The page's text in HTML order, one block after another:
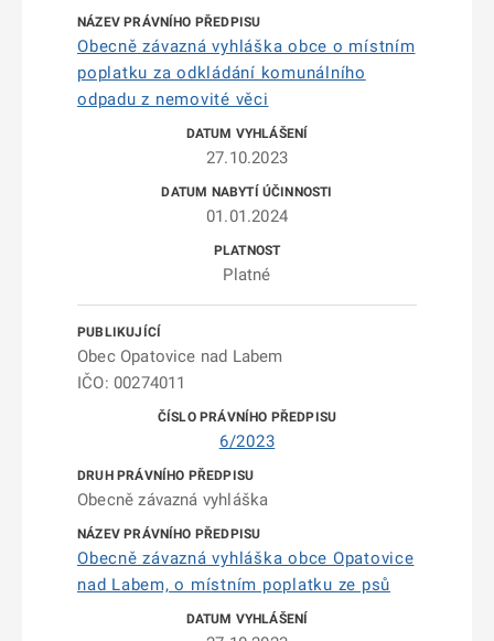
Obecně závazná vyhláška obce o místním
poplatku za odkládání komunálního
odpadu z nemovité věci
27.10.2023
01.01.2024
Platné
Obec Opatovice nad Labem
IČO: 00274011
6/2023
Obecně závazná vyhláška
Obecně závazná vyhláška obce Opatovice
nad Labem, o místním poplatku ze psů